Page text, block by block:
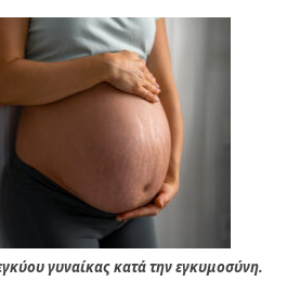
γυναίκας κατά την εγκυμοσύνη.